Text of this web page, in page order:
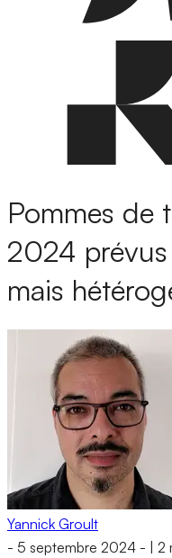
Pommes de
2024 prévus
mais
Yannick Groult
- 5 septembre 2024 - 2